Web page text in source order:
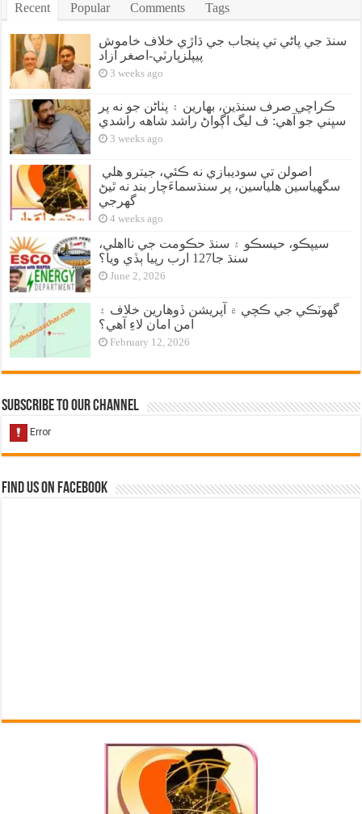
Recent Popular Comments Tags
سنڌ جي پاڻي تي پنجاب جي ڌاڙي خلاف خاموش
پيپلزپارٽي-اصغر آزاد
3 weeks ago
ڪراچي صرف سنڌين، بهارين ۽ پٺاڻن جو نه پر
سڀني جو آهي: ف ليگ اڳواڻ راشد شاهه راشدي
3 weeks ago
سگهياسين هلياسين، پر سنڌسماءَچار بند نه ٿيڻ
گهرجي
4 weeks ago
سيپڪو، حيسڪو ۽ سنڌ حڪومت جي نااهلي،
سنڌ جا127 ارب رپيا ٻڏي ويا؟
June 2, 2026
گهوٽڪي جي ڪچي ۾ آپريشن ڏوهارين خلاف ۽
امن امان لاءِ آهي؟
February 12, 2026
Subscribe to our Channel
Find us on Facebook